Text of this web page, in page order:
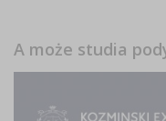
A może studia